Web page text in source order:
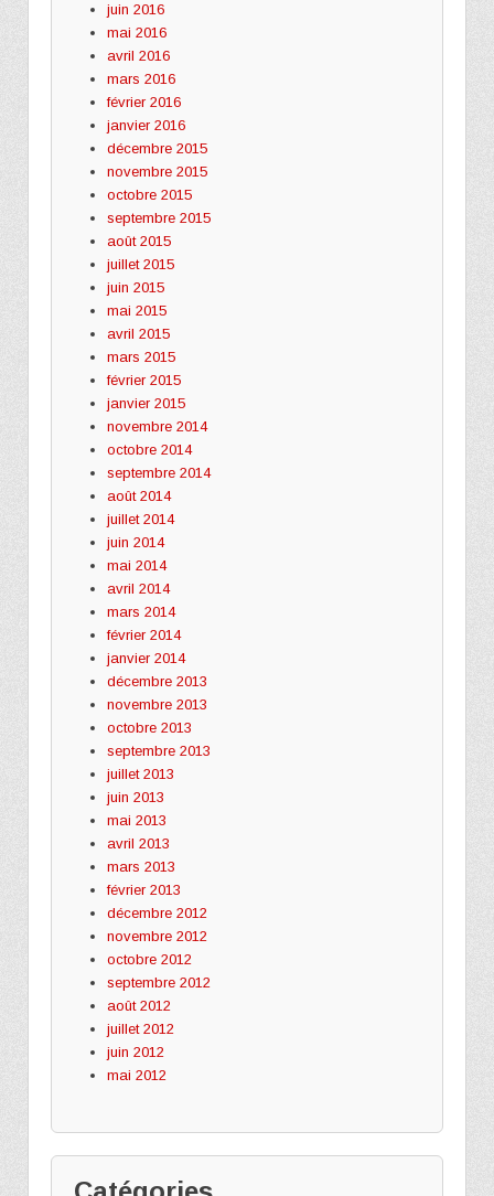
juin 2016
mai 2016
avril 2016
mars 2016
février 2016
janvier 2016
décembre 2015
novembre 2015
octobre 2015
septembre 2015
août 2015
juillet 2015
juin 2015
mai 2015
avril 2015
mars 2015
février 2015
janvier 2015
novembre 2014
octobre 2014
septembre 2014
août 2014
juillet 2014
juin 2014
mai 2014
avril 2014
mars 2014
février 2014
janvier 2014
décembre 2013
novembre 2013
octobre 2013
septembre 2013
juillet 2013
juin 2013
mai 2013
avril 2013
mars 2013
février 2013
décembre 2012
novembre 2012
octobre 2012
septembre 2012
août 2012
juillet 2012
juin 2012
mai 2012